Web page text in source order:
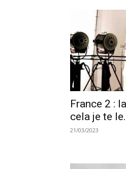
France 2 :
cela je te
21/03/2023